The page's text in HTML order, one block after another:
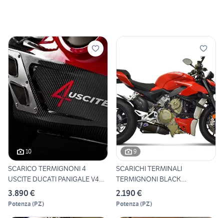
10
SCARICO TERMIGNONI 4
USCITE DUCATI PANIGALE V4
D18
3.890 €
Potenza (PZ)
9
SCARICHI TERMINALI
TERMIGNONI BLACK
STREETFIGHTER
2.190 €
Potenza (PZ)